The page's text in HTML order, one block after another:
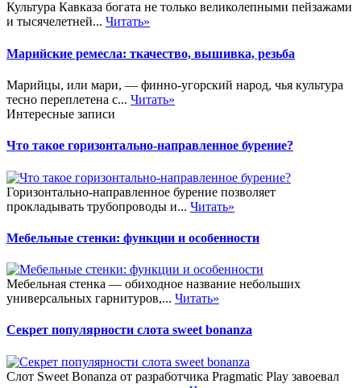
Культура Кавказа богата не только великолепными пейзажами
и тысячелетней... Читать»
Марийские ремесла: ткачество, вышивка, резьба
Марийцы, или мари, — финно-угорский народ, чья культура
тесно переплетена с... Читать»
Интересные записи
Что такое горизонтально-направленное бурение?
Горизонтально-направленное бурение позволяет
прокладывать трубопроводы и... Читать»
Мебельные стенки: функции и особенности
Мебельная стенка — обиходное название небольших
универсальных гарнитуров,... Читать»
Секрет популярности слота sweet bonanza
Слот Sweet Bonanza от разработчика Pragmatic Play завоевал